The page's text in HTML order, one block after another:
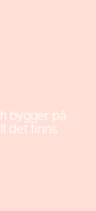
bygger på
det finns